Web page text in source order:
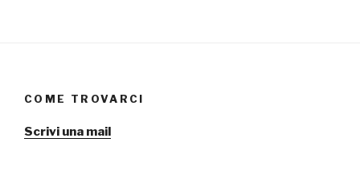
COME TROVARCI
Scrivi una mail